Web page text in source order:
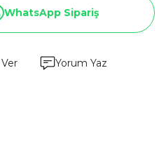
WhatsApp Sipariş
Yorum Yaz